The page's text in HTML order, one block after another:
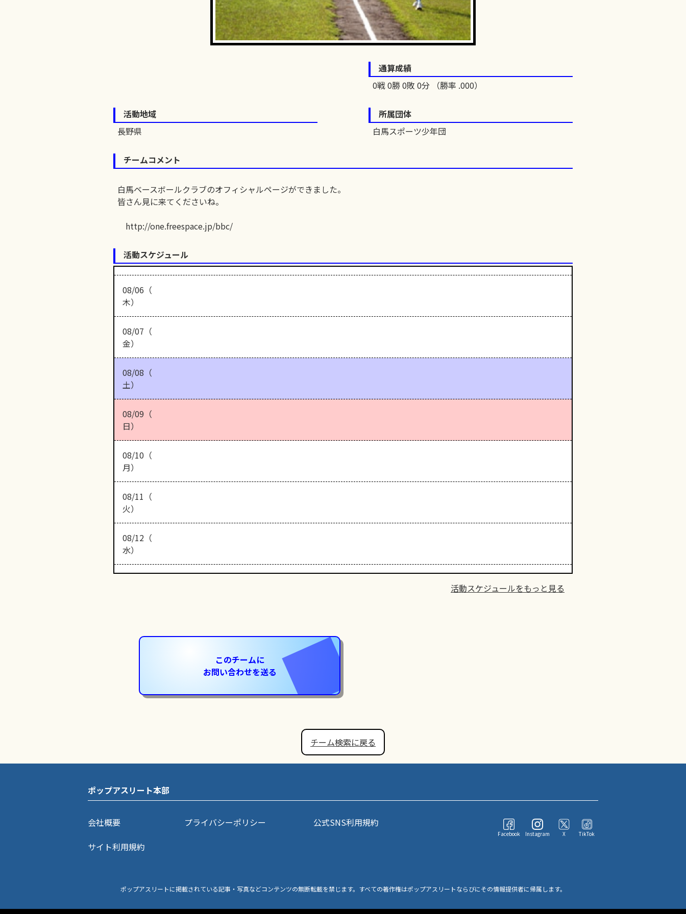
通算成績
0戦 0勝 0敗 0分 （勝率 .000）
活動地域
長野県
所属団体
白馬スポーツ少年団
チームコメント
白馬ベースボールクラブのオフィシャルページができました。
皆さん見に来てくださいね。
http://one.freespace.jp/bbc/
活動スケジュール
08/06（
木）
08/07（
金）
08/08（
土）
08/09（
日）
08/10（
月）
08/11（
火）
08/12（
水）
活動スケジュールをもっと見る
このチームに
お問い合わせを送る
チーム検索に戻る
ポップアスリート本部
会社概要 プライバシーポリシー
公式SNS利用規約
サイト利用規約
Facebook Instagram X TikTok
ポップアスリートに掲載されている記事・写真などコンテンツの無断転載を禁じます。すべての著作権はポップアスリートならびにその情報提供者に帰属します。